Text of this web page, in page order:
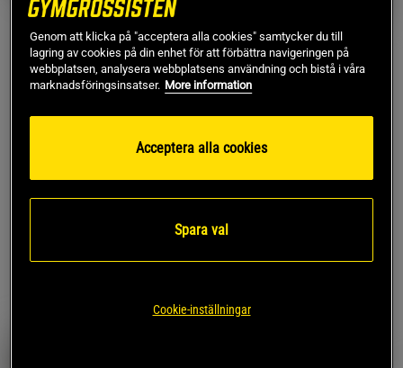
63 recensioner
199 kr Köp
22 recensioner
Köp
Genom att klicka på "acceptera alla cookies" samtycker du till
lagring av cookies på din enhet för att förbättra navigeringen på
webbplatsen, analysera webbplatsens användning och bistå i våra
marknadsföringsinsatser. More information
Acceptera alla cookies
Spara val
Cookie-inställningar